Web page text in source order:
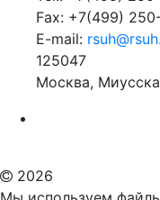
Fax: +7(499)
E-mail:
125047
Москва,
2026